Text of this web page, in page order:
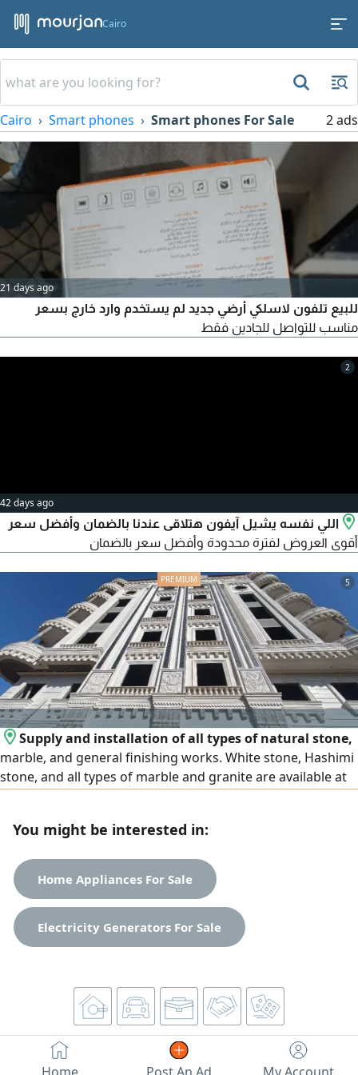
Cairo
Cairo Smart phones Smart phones For Sale 2 ads
21 days ago
للبيع تلفون لاسلكي أرضي جديد لم يستخدم وارد خارج بسعر
مناسب للتواصل للجادين فقط
2
42 days ago
اللي نفسه يشيل آيفون هتلاقى عندنا بالضمان وأفضل سعر
أقوى العروض لفترة محدودة وأفضل سعر بالضمان
5
Supply and installation of all types of natural stone,
marble, and general finishing works. White stone, Hashimi
stone, and all types of marble and granite are available at
Contact us
You might be interested in:
Home Appliances For Sale
Electricity Generators For Sale
Home Post An Ad My Account